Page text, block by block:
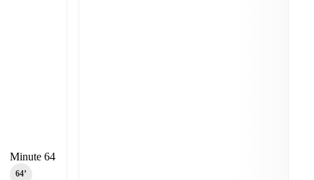
Minute 64
64‎’‎